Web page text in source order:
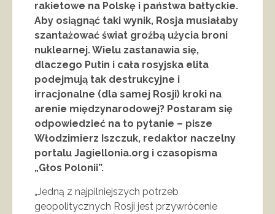
rakietowe na Polskę i państwa bałtyckie.
Aby osiągnąć taki wynik, Rosja musiałaby
szantażować świat groźbą użycia broni
nuklearnej. Wielu zastanawia się,
dlaczego Putin i cała rosyjska elita
podejmują tak destrukcyjne i
irracjonalne (dla samej Rosji) kroki na
arenie międzynarodowej? Postaram się
odpowiedzieć na to pytanie – pisze
Włodzimierz Iszczuk, redaktor naczelny
portalu Jagiellonia.org i czasopisma
„Głos Polonii”.
„Jedną z najpilniejszych potrzeb
geopolitycznych Rosji jest przywrócenie